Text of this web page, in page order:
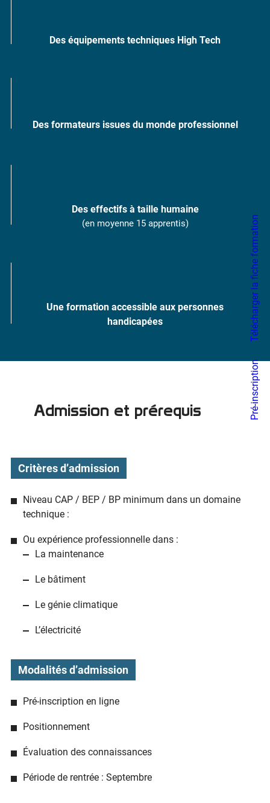
Des équipements techniques High Tech
Des formateurs issues du monde professionnel
Des effectifs à taille humaine
(en moyenne 15 apprentis)
Une formation accessible aux personnes
handicapées
Admission et prérequis
Critères d’admission
Niveau CAP / BEP / BP minimum dans un domaine
technique :
Ou expérience professionnelle dans :
La maintenance
Le bâtiment
Le génie climatique
L’électricité
Modalités d’admission
Pré-inscription en ligne
Positionnement
Évaluation des connaissances
Période de rentrée : Septembre
Pré-inscription
Télécharger la fiche formation